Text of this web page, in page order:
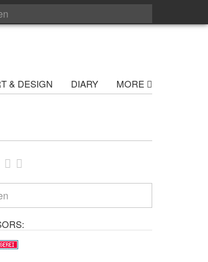
& DESIGN DIARY MORE